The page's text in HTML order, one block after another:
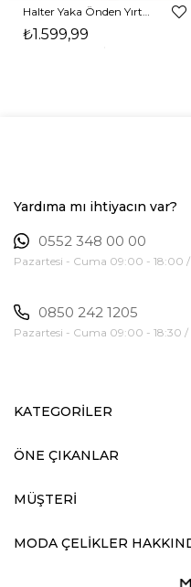
Halter Yaka Önden Yırtmaçlı Midi Boy Bordo Hasre Kadın Elbise 26Y502
₺1.599,99
Yardıma mı ihtiyacın var?
0552 348 00 00
Pazartesi - Cuma 09:00 - 18:00
0850 242 1205
Pazartesi - Cuma 09:00 - 18:30 /
KATEGORİLER
ÖNE ÇIKANLAR
MÜŞTERİ
MODA ÇELİKLER